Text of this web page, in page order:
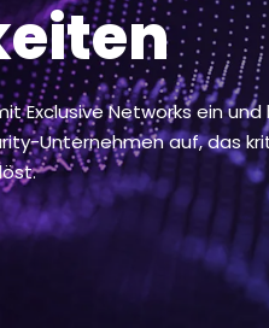
Exclusive Networks ein und
Unternehmen auf, das